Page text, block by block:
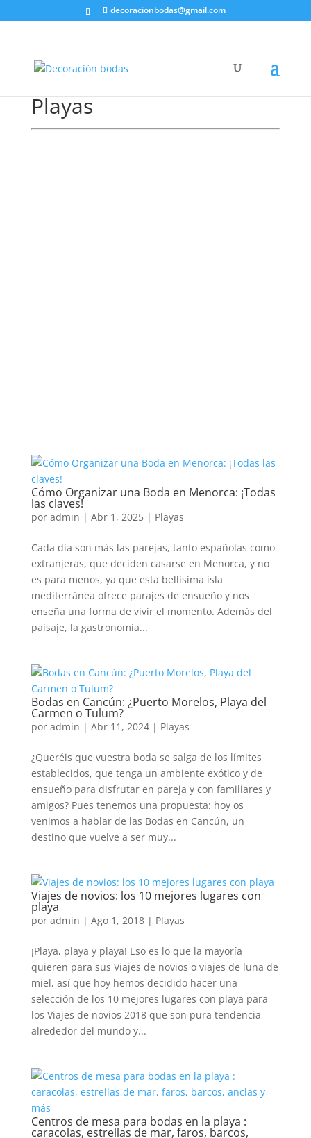
decoracionbodas@gmail.com
Playas
Cómo Organizar una Boda en Menorca: ¡Todas
las claves!
por admin | Abr 1, 2025| Playas
Cada día son más las parejas, tanto españolas como
extranjeras, que deciden casarse en Menorca, y no
es para menos, ya que esta bellísima isla
mediterránea ofrece parajes de ensueño y nos
enseña una forma de vivir el momento. Además del
paisaje, la gastronomía...
Bodas en Cancún: ¿Puerto Morelos, Playa del
Carmen o Tulum?
por admin | Abr 11, 2024| Playas
¿Queréis que vuestra boda se salga de los límites
establecidos, que tenga un ambiente exótico y de
ensueño para disfrutar en pareja y con familiares y
amigos? Pues tenemos una propuesta: hoy os
venimos a hablar de las Bodas en Cancún, un
destino que vuelve a ser muy...
Viajes de novios: los 10 mejores lugares con
playa
por admin | Ago 1, 2018| Playas
¡Playa, playa y playa! Eso es lo que la mayoría
quieren para sus Viajes de novios o viajes de luna de
miel, así que hoy hemos decidido hacer una
selección de los 10 mejores lugares con playa para
los Viajes de novios 2018 que son pura tendencia
alrededor del mundo y...
Centros de mesa para bodas en la playa :
caracolas, estrellas de mar, faros, barcos,